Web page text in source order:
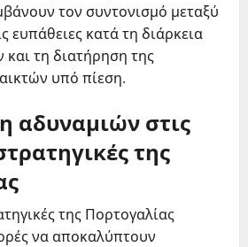
τον συντονισμό μεταξύ
ευπάθειες κατά τη διάρκεια
τη διατήρηση της
υπό πίεση.
αδυναμιών στις
της
της Πορτογαλίας
να αποκαλύπτουν